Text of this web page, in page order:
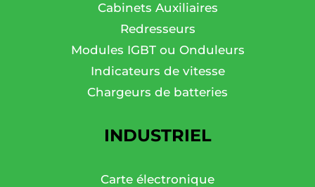
Cabinets Auxiliaires
Redresseurs
Modules IGBT ou Onduleurs
Indicateurs de vitesse
Chargeurs de batteries
INDUSTRIEL
Carte électronique